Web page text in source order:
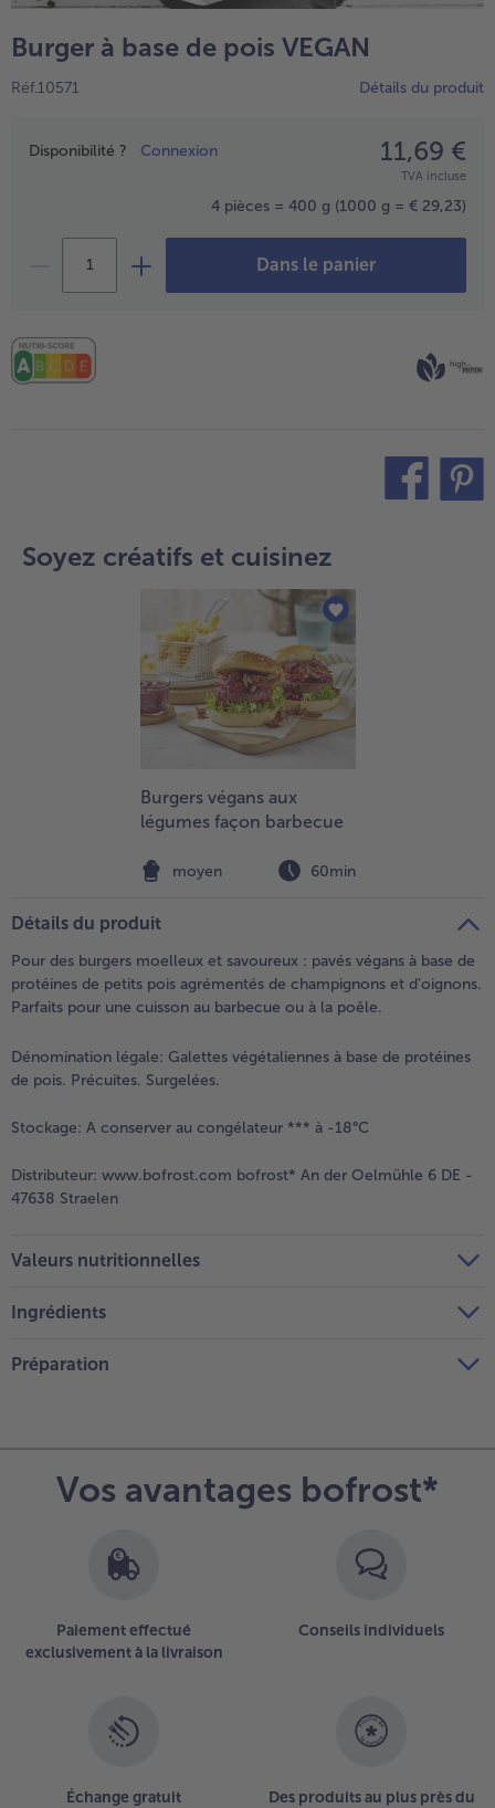
TousUstensiles de cuisine
Tousbofrost*free
Tousbofrost*plus.
Alternatives végétale
Burger à base de pois VEGAN
Réf.10571 Détails du produit
Prix
Disponibilité ? Connexion 11,69 €
TVA incluse
4 pièces = 400 g (1000 g = € 29,23)
Dans le panier
Soyez créatifs et cuisinez
Burgers végans aux
légumes façon barbecue
moyen 60min
Détails du produit
Pour des burgers moelleux et savoureux : pavés végans à base de
protéines de petits pois agrémentés de champignons et d’oignons.
Parfaits pour une cuisson au barbecue ou à la poêle.
Dénomination légale: Galettes végétaliennes à base de protéines
de pois. Précuites. Surgelées.
Stockage: A conserver au congélateur *** à -18°C
Distributeur: www.bofrost.com bofrost* An der Oelmühle 6 DE -
47638 Straelen
Valeurs nutritionnelles
Ingrédients
Préparation
Vos avantages bofrost*
Paiement effectué
exclusivement à la livraison
Conseils individuels
Échange gratuit
Des produits au plus près du